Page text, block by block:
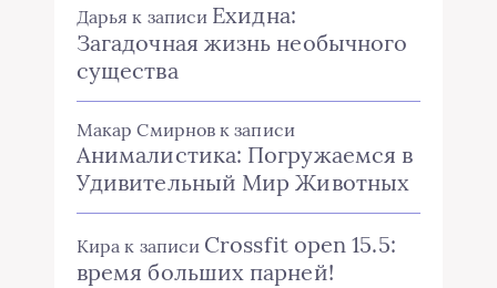
Дарья к записи Ехидна:
Загадочная жизнь необычного
существа
Макар Смирнов к записи
Анималистика: Погружаемся в
Удивительный Мир Животных
Кира к записи Crossfit open 15.5:
время больших парней!